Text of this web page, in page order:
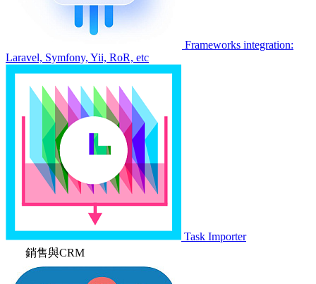
Frameworks integration:
Laravel, Symfony, Yii, RoR, etc
Task Importer
銷售與CRM